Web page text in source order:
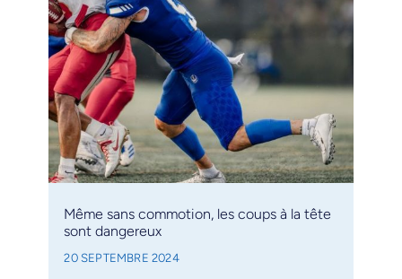
Même sans commotion, les coups à la tête
sont dangereux
20 SEPTEMBRE 2024